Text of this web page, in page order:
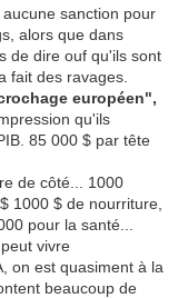
sanction pour
alors que dans
de dire ouf qu'ils sont
fait des ravages.
européen",
qu'ils
85 000 $ par tête
de côté... 1000
1000 $ de nourriture,
pour la santé...
vivre
on est quasiment à la
beaucoup de